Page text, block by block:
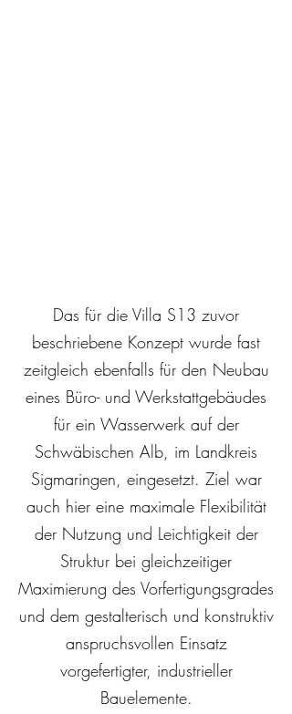
Das für die Villa S13 zuvor
beschriebene Konzept wurde fast
zeitgleich ebenfalls für den Neubau
eines Büro- und Werkstattgebäudes
für ein Wasserwerk auf der
Schwäbischen Alb, im Landkreis
Sigmaringen, eingesetzt. Ziel war
auch hier eine maximale Flexibilität
der Nutzung und Leichtigkeit der
Struktur bei gleichzeitiger
Maximierung des Vorfertigungsgrades
und dem gestalterisch und konstruktiv
anspruchsvollen Einsatz
vorgefertigter, industrieller
Bauelemente.